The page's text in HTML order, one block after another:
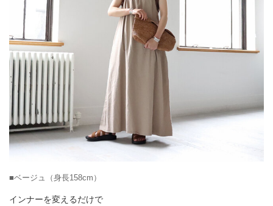
■ベージュ（身長158cm）
インナーを変えるだけで